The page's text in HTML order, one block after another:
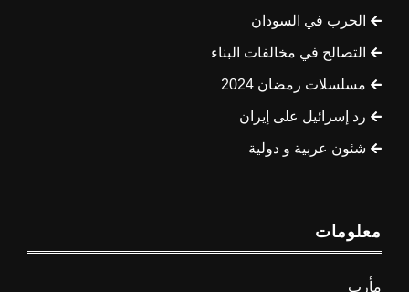
الحرب في السودان
التصالح في مخالفات البناء
مسلسلات رمضان 2024
رد إسرائيل على إيران
شئون عربية و دولية
معلومات
مأرب